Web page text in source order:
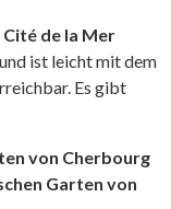
Cité de la Mer
ist leicht mit dem
Es gibt
von Cherbourg
Garten von